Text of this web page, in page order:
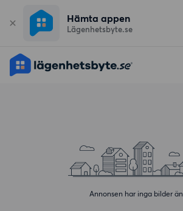
Hämta appen
Lägenhetsbyte.se
Annonsen har inga bilder än